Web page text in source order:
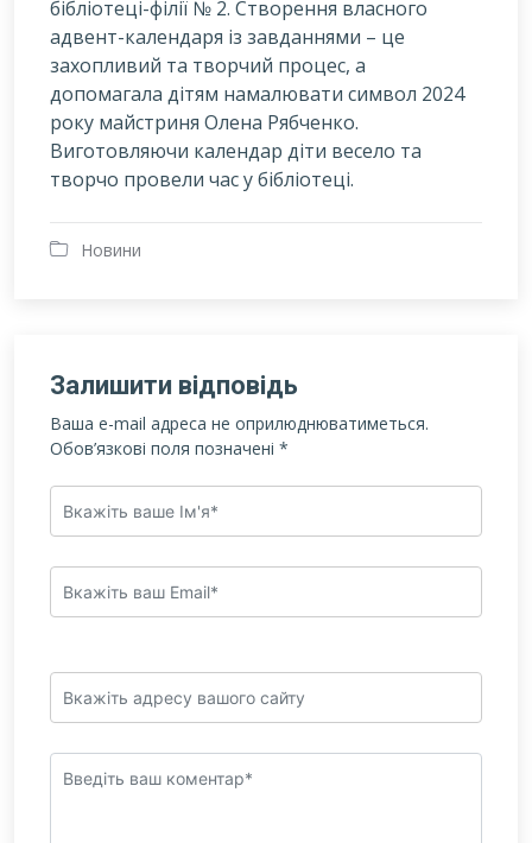
бібліотеці-філії № 2. Створення власного
адвент-календаря із завданнями – це
захопливий та творчий процес, а
допомагала дітям намалювати символ 2024
року майстриня Олена Рябченко.
Виготовляючи календар діти весело та
творчо провели час у бібліотеці.
Новини
Залишити відповідь
Ваша e-mail адреса не оприлюднюватиметься.
Обов’язкові поля позначені *